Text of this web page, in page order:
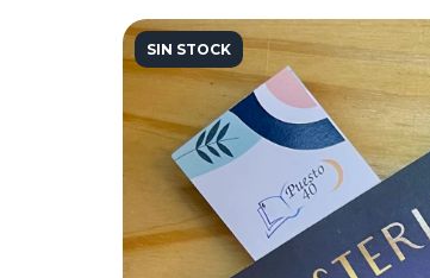
SIN STOCK